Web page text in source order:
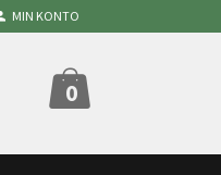
MIN KONTO
0